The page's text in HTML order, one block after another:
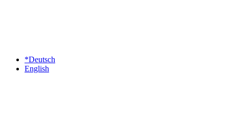
*Deutsch
English